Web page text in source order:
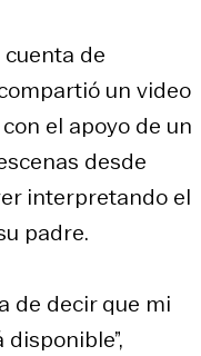
de
un video
el apoyo de un
desde
interpretando el
padre.
de decir que mi
disponible”,